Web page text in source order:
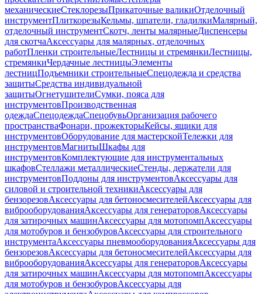
механическиеСтеклорезыПрикаточные валикиОтделочный
инструментПлиткорезыКельмы, шпатели, гладилкиМалярный,
отделочный инструментСкотч, ленты малярныеДиспенсеры
для скотчаАксессуары для малярных, отделочных
работПленки строительныеЛестницы и стремянкиЛестницы,
стремянкиЧердачные лестницыЭлементы
лестницПодъемники строительныеСпецодежда и средства
защитыСредства индивидуальной
защитыОгнетушителиСумки, пояса для
инструментовПроизводственная
одеждаСпецодеждаСпецобувьОрганизация рабочего
пространстваФонари, прожекторыКейсы, ящики для
инструментовОборудование для мастерскойТележки для
инструментовМагнитыШкафы для
инструментовКомплектующие для инструментальных
шкафовСтеллажи металлическиеСтенды, держатели для
инструментовПоддоны для инструментовАксессуары для
силовой и строительной техникиАксессуары для
бензорезовАксессуары для бетоносмесителейАксессуары для
виброоборудованияАксессуары для генераторовАксессуары
для затирочных машинАксессуары для мотопомпАксессуары
для мотобуров и бензобуровАксессуары для строительного
инструментаАксессуары пневмооборудованияАксессуары для
бензорезовАксессуары для бетоносмесителейАксессуары для
виброоборудованияАксессуары для генераторовАксессуары
для затирочных машинАксессуары для мотопомпАксессуары
для мотобуров и бензобуровАксессуары для